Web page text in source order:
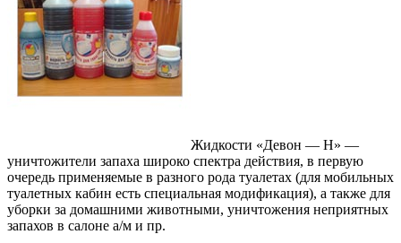
Жидкости «Девон — Н» —
уничтожители запаха широко спектра действия, в первую
очередь применяемые в разного рода туалетах (для мобильных
туалетных кабин есть специальная модификация), а также для
уборки за домашними животными, уничтожения неприятных
запахов в салоне а/м и пр.